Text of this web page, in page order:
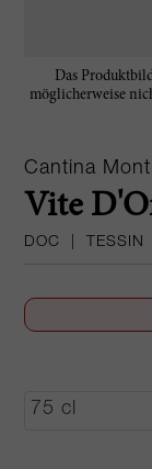
Das
möglicherweise
Cantina Monti
Vite
DOC TESSIN